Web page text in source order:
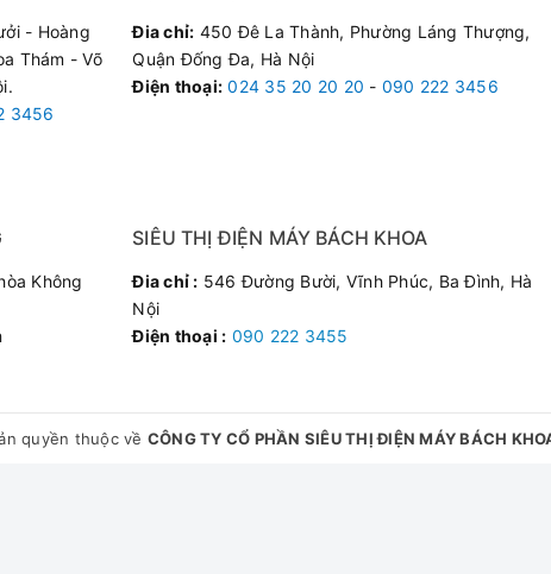
- Hoàng
Thám - Võ
3456
Đia chỉ: 450 Đê La Thành, Phường Láng Thượng,
Quận Đống Đa, Hà Nội
Điện thoại: 024 35 20 20 20 - 090 222 3456
Không
SIÊU THỊ ĐIỆN MÁY BÁCH KHOA
Đia chỉ : 546 Đường Bười, Vĩnh Phúc, Ba Đình, Hà
Nội
Điện thoại : 090 222 3455
quyền thuộc về CÔNG TY CỔ PHẦN SIÊU THỊ ĐIỆN MÁY BÁCH